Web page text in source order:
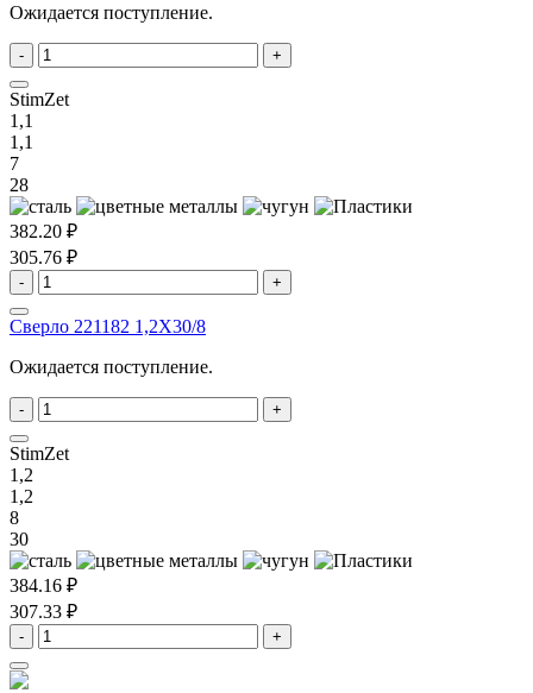
Ожидается поступление.
- +
StimZet
1,1
1,1
7
28
382.20 ₽
305.76 ₽
- +
Сверло 221182 1,2X30/8
Ожидается поступление.
- +
StimZet
1,2
1,2
8
30
384.16 ₽
307.33 ₽
- +